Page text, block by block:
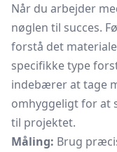
Når du arbejder
nøglen til succes.
forstå det
specifikke type
indebærer at tage
omhyggeligt for at
til projektet.
Måling: Brug